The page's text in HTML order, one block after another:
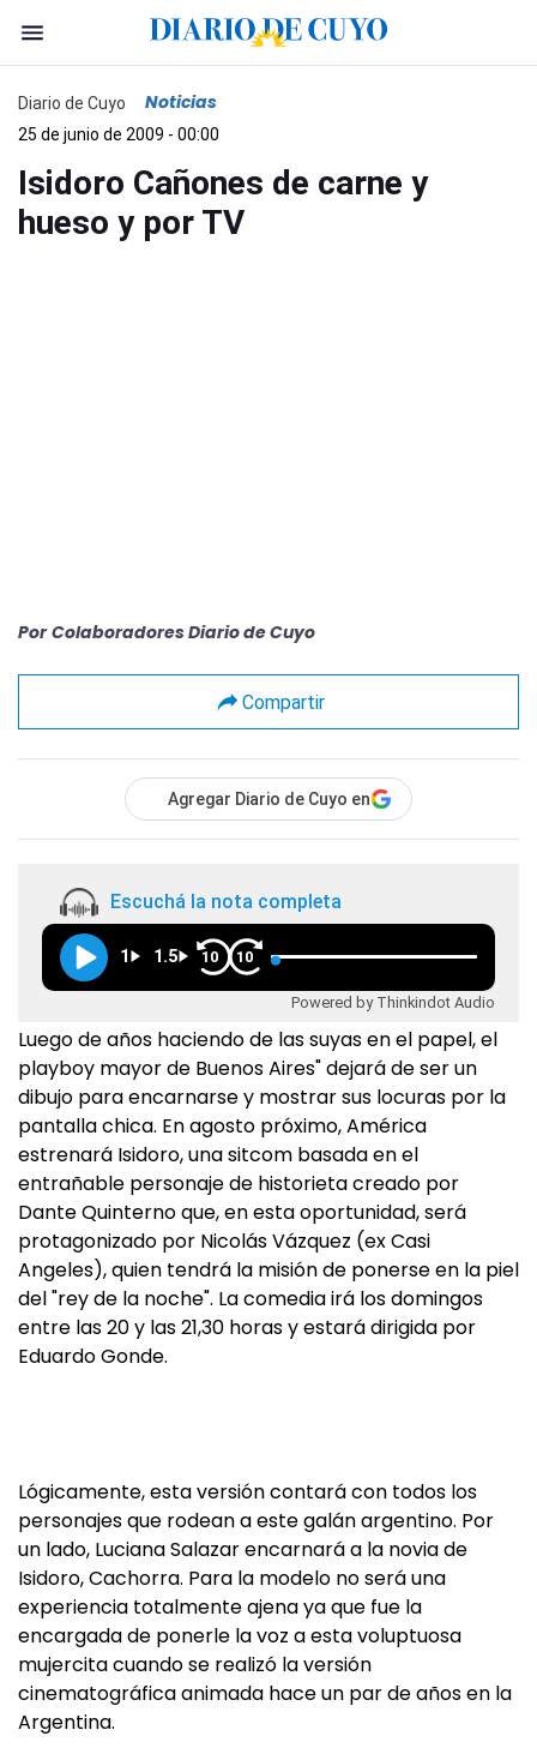
Diario de Cuyo Noticias
25 de junio de 2009 - 00:00
Isidoro Cañones de carne y
hueso y por TV
Por Colaboradores Diario de Cuyo
Compartir
Agregar Diario de Cuyo en
Escuchá la nota completa
1 1.5 10 10
Powered by Thinkindot Audio
Luego de años haciendo de las suyas en el papel, el
playboy mayor de Buenos Aires" dejará de ser un
dibujo para encarnarse y mostrar sus locuras por la
pantalla chica. En agosto próximo, América
estrenará Isidoro, una sitcom basada en el
entrañable personaje de historieta creado por
Dante Quinterno que, en esta oportunidad, será
protagonizado por Nicolás Vázquez (ex Casi
Angeles), quien tendrá la misión de ponerse en la piel
del "rey de la noche". La comedia irá los domingos
entre las 20 y las 21,30 horas y estará dirigida por
Eduardo Gonde.
Lógicamente, esta versión contará con todos los
personajes que rodean a este galán argentino. Por
un lado, Luciana Salazar encarnará a la novia de
Isidoro, Cachorra. Para la modelo no será una
experiencia totalmente ajena ya que fue la
encargada de ponerle la voz a esta voluptuosa
mujercita cuando se realizó la versión
cinematográfica animada hace un par de años en la
Argentina.